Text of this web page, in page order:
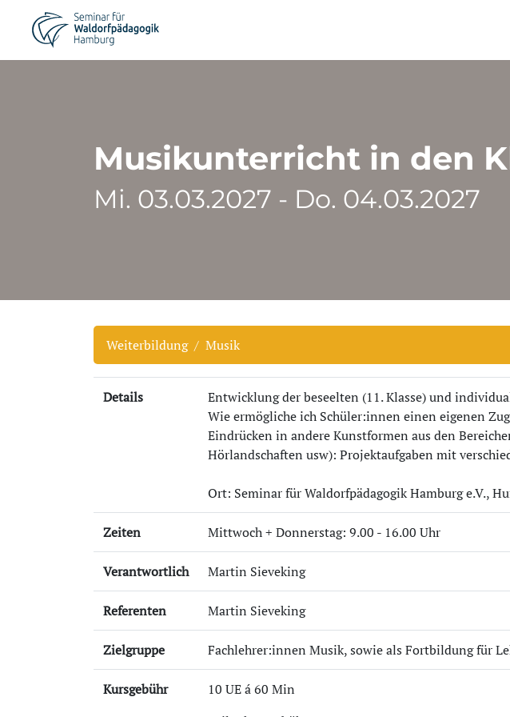
Musikunterricht in den Kl.
Mi. 03.03.2027 - Do. 04.03.2027
Weiterbildung Musik
Details
Entwicklung der beseelten (11. Klasse) und
Wie ermögliche ich Schüler:innen einen eigenen
Eindrücken in andere Kunstformen aus den
Hörlandschaften usw): Projektaufgaben mit
Ort: Seminar für Waldorfpädagogik Hamburg e.V.,
Zeiten Mittwoch + Donnerstag: 9.00 - 16.00 Uhr
Verantwortlich Martin Sieveking
Referenten Martin Sieveking
Zielgruppe Fachlehrer:innen Musik, sowie als Fortbildung für
Kursgebühr
10 UE á 60 Min